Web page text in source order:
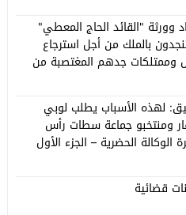
وورثة "القائد الحاج المعطي"
بالملك من أجل استرجاع
وممتلكات جدهم المغتصبة من
لهذه الأسباب يطلب لوبي
ومنتخبو جماعة سطات رأس
الوكالة الحضرية – الجزء الأول
قضائية